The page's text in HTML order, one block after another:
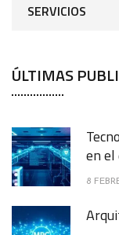
SERVICIOS
ÚLTIMAS
en
8